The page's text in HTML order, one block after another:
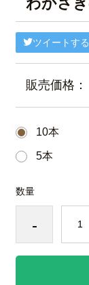
ツイートする
販売価格：
10本
5本
数量
-